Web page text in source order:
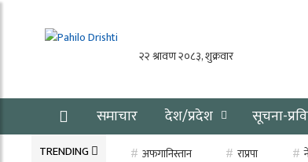
समाचार देश/प्रदेश सूचना-
TRENDING अफगानिस्तान राप्रपा